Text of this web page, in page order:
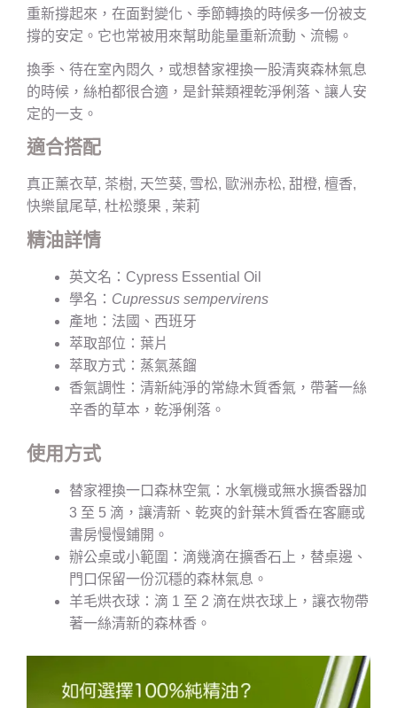
重新撐起來，在面對變化、季節轉換的時候多一份被支
撐的安定。它也常被用來幫助能量重新流動、流暢。
換季、待在室內悶久，或想替家裡換一股清爽森林氣息
的時候，絲柏都很合適，是針葉類裡乾淨俐落、讓人安
定的一支。
適合搭配
真正薰衣草, 茶樹, 天竺葵, 雪松, 歐洲赤松, 甜橙, 檀香,
快樂鼠尾草, 杜松漿果 , 茉莉
精油詳情
英文名：Cypress Essential Oil
學名： Cupressus sempervirens
產地：法國、西班牙
萃取部位：葉片
萃取方式：蒸氣蒸餾
香氣調性：清新純淨的常綠木質香氣，帶著一絲
辛香的草本，乾淨俐落。
使用方式
替家裡換一口森林空氣：水氧機或無水擴香器加
3 至 5 滴，讓清新、乾爽的針葉木質香在客廳或
書房慢慢鋪開。
辦公桌或小範圍：滴幾滴在擴香石上，替桌邊、
門口保留一份沉穩的森林氣息。
羊毛烘衣球：滴 1 至 2 滴在烘衣球上，讓衣物帶
著一絲清新的森林香。